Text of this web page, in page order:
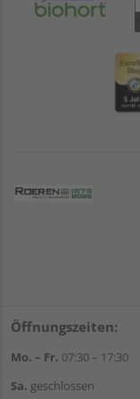
Öffnungszeiten:
Mo. – Fr. 07:30 – 17:30
Sa. geschlossen